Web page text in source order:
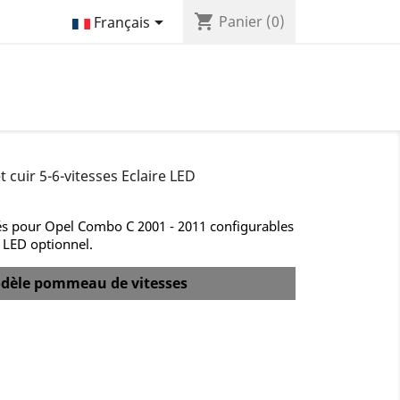
Français shopping_cart Panier (0)
5-6-vitesses Eclaire LED
pour Opel Combo C 2001 - 2011 configurables
optionnel.
pommeau de vitesses